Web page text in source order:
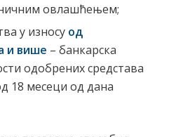
овлашћењем;
у износу од
и више – банкарска
одобрених средстaва
18 месеци од дана